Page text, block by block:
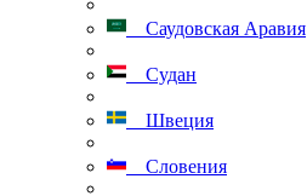
Саудовская Аравия
Судан
Швеция
Словения